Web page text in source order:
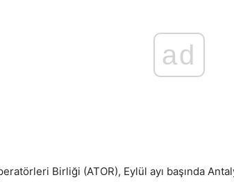
ad
Birliği (ATOR), Eylül ayı başında